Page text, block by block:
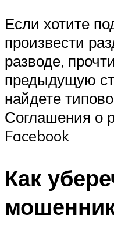
Если хотите
произвести
разводе,
предыдущую
найдете
Соглашения о
Facebook
Как